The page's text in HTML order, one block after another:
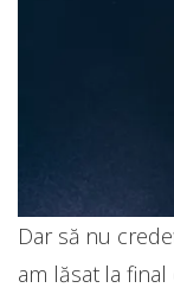
Dar să nu
am lăsat la final